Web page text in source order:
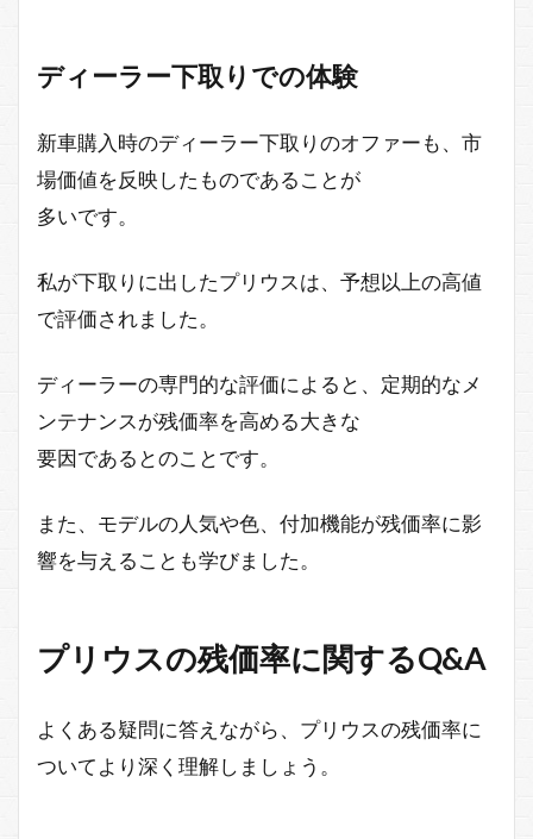
ディーラー下取りでの体験
新車購入時のディーラー下取りのオファーも、市
場価値を反映したものであることが
多いです。
私が下取りに出したプリウスは、予想以上の高値
で評価されました。
ディーラーの専門的な評価によると、定期的なメ
ンテナンスが残価率を高める大きな
要因であるとのことです。
また、モデルの人気や色、付加機能が残価率に影
響を与えることも学びました。
プリウスの残価率に関するQ&A
よくある疑問に答えながら、プリウスの残価率に
ついてより深く理解しましょう。